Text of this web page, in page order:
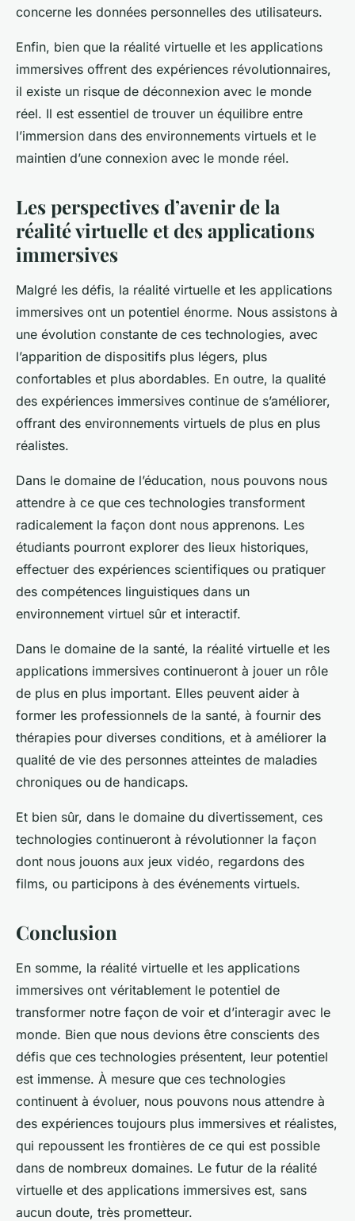
concerne les données personnelles des utilisateurs.
Enfin, bien que la réalité virtuelle et les applications
immersives offrent des expériences révolutionnaires,
il existe un risque de déconnexion avec le monde
réel. Il est essentiel de trouver un équilibre entre
l’immersion dans des environnements virtuels et le
maintien d’une connexion avec le monde réel.
Les perspectives d’avenir de la
réalité virtuelle et des applications
immersives
Malgré les défis, la réalité virtuelle et les applications
immersives ont un potentiel énorme. Nous assistons à
une évolution constante de ces technologies, avec
l’apparition de dispositifs plus légers, plus
confortables et plus abordables. En outre, la qualité
des expériences immersives continue de s’améliorer,
offrant des environnements virtuels de plus en plus
réalistes.
Dans le domaine de l’éducation, nous pouvons nous
attendre à ce que ces technologies transforment
radicalement la façon dont nous apprenons. Les
étudiants pourront explorer des lieux historiques,
effectuer des expériences scientifiques ou pratiquer
des compétences linguistiques dans un
environnement virtuel sûr et interactif.
Dans le domaine de la santé, la réalité virtuelle et les
applications immersives continueront à jouer un rôle
de plus en plus important. Elles peuvent aider à
former les professionnels de la santé, à fournir des
thérapies pour diverses conditions, et à améliorer la
qualité de vie des personnes atteintes de maladies
chroniques ou de handicaps.
Et bien sûr, dans le domaine du divertissement, ces
technologies continueront à révolutionner la façon
dont nous jouons aux jeux vidéo, regardons des
films, ou participons à des événements virtuels.
Conclusion
En somme, la réalité virtuelle et les applications
immersives ont véritablement le potentiel de
transformer notre façon de voir et d’interagir avec le
monde. Bien que nous devions être conscients des
défis que ces technologies présentent, leur potentiel
est immense. À mesure que ces technologies
continuent à évoluer, nous pouvons nous attendre à
des expériences toujours plus immersives et réalistes,
qui repoussent les frontières de ce qui est possible
dans de nombreux domaines. Le futur de la réalité
virtuelle et des applications immersives est, sans
aucun doute, très prometteur.